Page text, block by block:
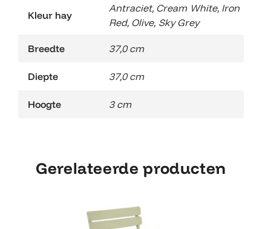
Kleur hay
Antraciet, Cream White, Iron
Red, Olive, Sky Grey
Breedte 37,0 cm
Diepte 37,0 cm
Hoogte 3 cm
Gerelateerde producten